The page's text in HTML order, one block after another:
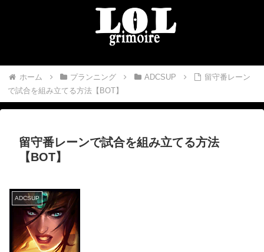
ホーム プランニング ADCSUP
留守番レーン
で試合を組み立てる方法【BOT】
留守番レーンで試合を組み立てる方法
【BOT】
ADCSUP